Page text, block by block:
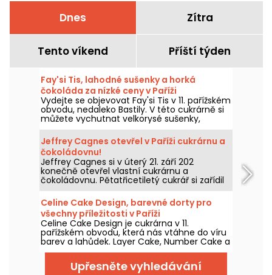
Dnes Zítra
Tento víkend Příští týden
Fay'si Tis, lahodné sušenky a horká
čokoláda za nízké ceny v Paříži
Vydejte se objevovat Fay'si Tis v 11. pařížském
obvodu, nedaleko Bastily. V této cukrárně si
můžete vychutnat velkorysé sušenky,
originální horkou čokoládu a kreativní latté,
aniž byste se zruinovali. Fay'si Tis a jeho
krásný příběh nás potěší dostupnými
domácími výtvory. Řekneme vám o nich
vše.
Jeffrey Cagnes otevřel v Paříži cukrárnu a
čokoládovnu!
Jeffrey Cagnes si v úterý 21. září 202
konečně otevřel vlastní cukrárnu a
čokoládovnu. Pětatřicetiletý cukrář si zařídil
obchod v ulici des Moines, přímo v srdci
čtvrti Batignolles, a připravil pro nás několik
úžasných objevů, překvapivých výtvorů,
jistých favoritů a skvělých kolaborací.
Celine Cake Design, barevné dorty pro
všechny příležitosti v Paříži
Celine Cake Design je cukrárna v 11.
pařížském obvodu, která nás vtáhne do víru
barev a lahůdek. Layer Cake, Number Cake a
další ultra-personalizované kreace, vítejte
ve světě úžasného cake designu!
Upřesněte vyhledávání